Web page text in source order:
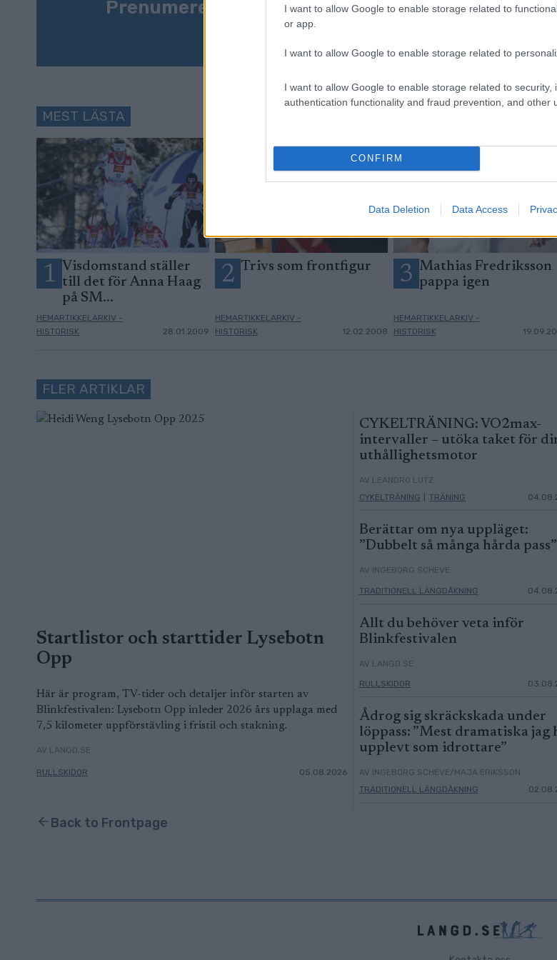
I want to allow Google to enable storage related to
or app.
I want to allow Google to enable storage related to
I want to allow Google to enable storage related to security,
authentication functionality and fraud prevention, and other
CONFIRM
Data Deletion Data Access
Prenumerera på vårt nyhetsbrev
MEST LÄSTA
1 Visdomstand ställer
till det för Anna Haag
på SM...
HEMARTIKKELARKIV -
HISTORISK
28.01.2009
2 Trivs som frontfigur
HEMARTIKKELARKIV -
HISTORISK
12.02.2008
3 Mathias Fredriksson
pappa igen
HEMARTIKKELARKIV -
HISTORISK
FLER ARTIKLAR
Startlistor och starttider Lysebotn
Opp
Här är program, TV-tider och detaljer inför starten av
Blinkfestivalen: Lysebotn Opp inleder 2026 års upplaga med
7,5 kilometer uppförstävling i fristil och stakning.
AV LANGD.SE
RULLSKIDOR 05.08.2026
CYKELTRÄNING: VO2max-
intervaller – utöka taket för
uthållighetsmotor
AV LEANDRO LUTZ
CYKELTRÄNING
TRÄNING
Berättar om nya uppläget:
”Dubbelt så många hårda pass”
AV INGEBORG SCHEVE
TRADITIONELL LÄNGDÅKNING
Allt du behöver veta inför
Blinkfestivalen
AV LANGD.SE
RULLSKIDOR
Ådrog sig skräckskada under
löppass: ”Mest dramatiska jag
upplevt som idrottare”
AV INGEBORG SCHEVE/MAJA ERIKSSON
TRADITIONELL LÄNGDÅKNING
Back to Frontpage